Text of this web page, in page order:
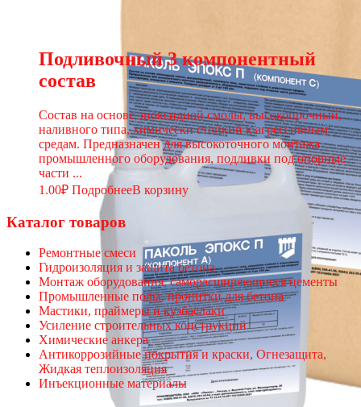
Подливочный 3 компонентный
состав
Состав на основе эпоксидной смолы, высокопрочный,
наливного типа, химически стойкий к агрессивным
средам. Предназначен для высокоточного монтажа
промышленного оборудования, подливки под опорные
части ...
1.00₽ ПодробнееВ корзину
Каталог товаров
Ремонтные смеси
Гидроизоляция и защита бетона
Монтаж оборудования, саморасширяющиеся цементы
Промышленные полы, пропитки для бетона
Мастики, праймеры и кузбаслаки
Усиление строительных конструкций
Химические анкера
Антикоррозийные покрытия и краски, Огнезащита,
Жидкая теплоизоляция
Инъекционные материалы